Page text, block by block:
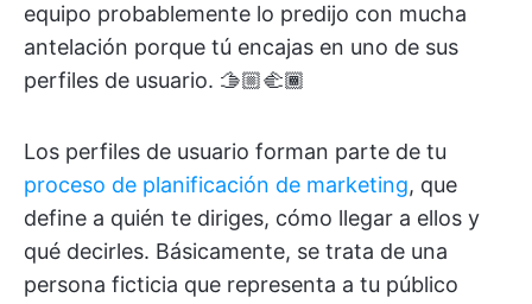
equipo probablemente lo predijo con mucha
antelación porque tú encajas en uno de sus
perfiles de usuario. 🫱🏼‍🫲🏾
Los perfiles de usuario forman parte de tu
proceso de planificación de marketing, que
define a quién te diriges, cómo llegar a ellos y
qué decirles. Básicamente, se trata de una
persona ficticia que representa a tu público